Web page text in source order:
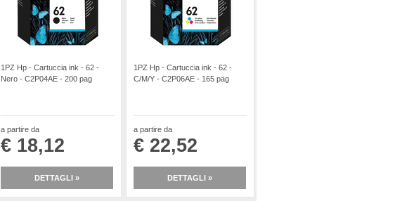
1PZ Hp - Cartuccia ink - 62 -
Nero - C2P04AE - 200 pag
a partire da
€ 18,12
DETTAGLI »
1PZ Hp - Cartuccia ink - 62 -
C/M/Y - C2P06AE - 165 pag
a partire da
€ 22,52
DETTAGLI »